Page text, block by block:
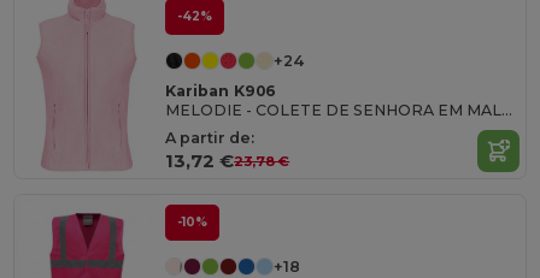
-42%
+24
Kariban K906
MELODIE - COLETE DE SENHORA EM MALHA MICROPOLAR
A partir de:
13,72 €23,78 €
-10%
+18